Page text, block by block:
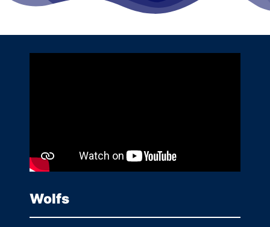
Wolfs